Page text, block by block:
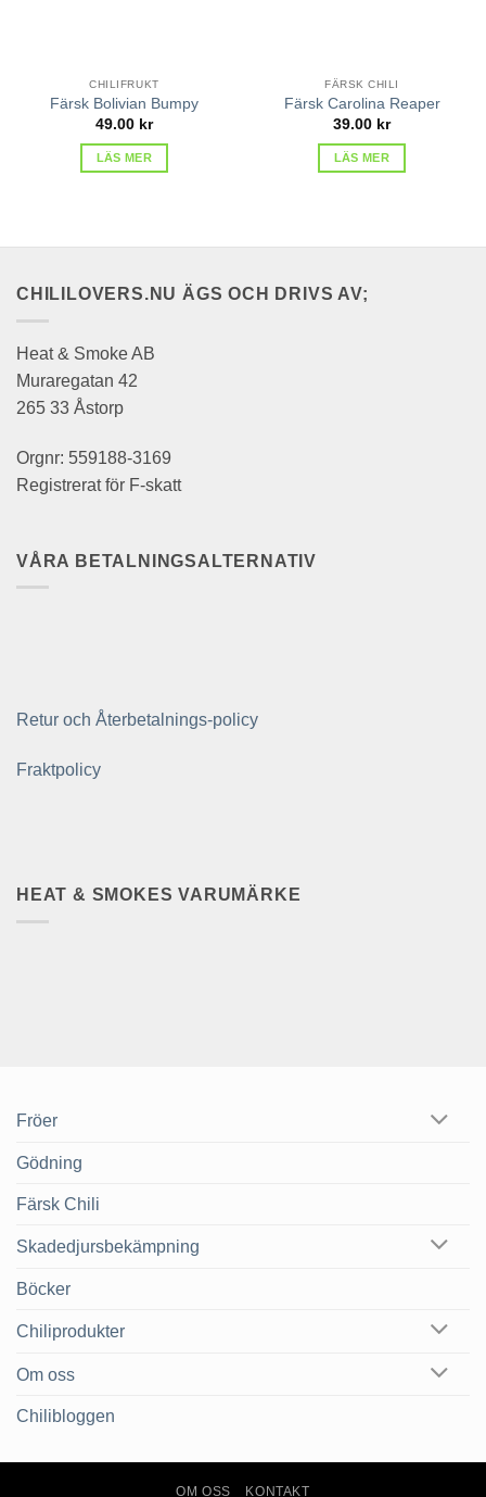
CHILIFRUKT
Färsk Bolivian Bumpy
49.00 kr
LÄS MER
FÄRSK CHILI
Färsk Carolina Reaper
39.00 kr
LÄS MER
CHILILOVERS.NU ÄGS OCH DRIVS AV;
Heat & Smoke AB
Muraregatan 42
265 33 Åstorp
Orgnr: 559188-3169
Registrerat för F-skatt
VÅRA BETALNINGSALTERNATIV
Retur och Återbetalnings-policy
Fraktpolicy
HEAT & SMOKES VARUMÄRKE
Fröer
Gödning
Färsk Chili
Skadedjursbekämpning
Böcker
Chiliprodukter
Om oss
Chilibloggen
OM OSS KONTAKT